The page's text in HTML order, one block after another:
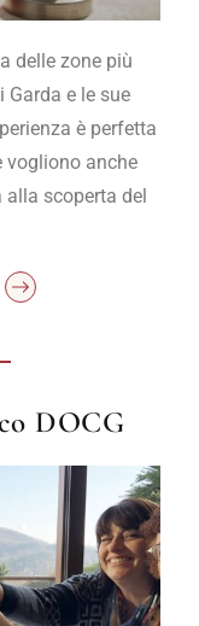
delle zone più
e le sue
è perfetta
vogliono anche
scoperta del
DOCG